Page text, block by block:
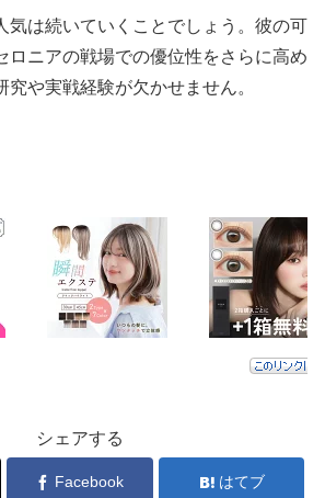
気は続いていくことでしょう。彼の可
ロニアの戦場での優位性をさらに高め
究や実戦経験が欠かせません。
シェアする
Facebook はてブ